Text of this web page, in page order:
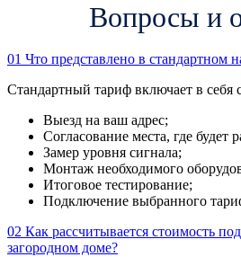
Вопросы и
01 Что представлено в стандартном
Стандартный тариф включает в себя
Выезд на ваш адрес;
Согласование места, где будет
Замер уровня сигнала;
Монтаж необходимого
Итоговое тестирование;
Подключение выбранного
02 Как рассчитывается стоимость
загородном доме?